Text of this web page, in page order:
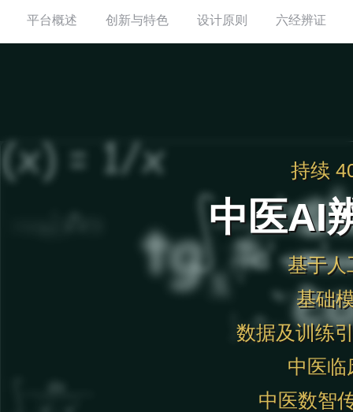
平台概述 创新与特色 设计原则 六经辨证
持续
中医AI
基于人
基础
数据及训练
中医临
中医数智